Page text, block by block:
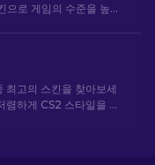
으로 게임의 수준을 높이
최고의 스킨을 찾아보세
렴하게 CS2 스타일을 업